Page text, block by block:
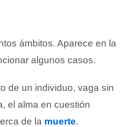
ámbitos. Aparece en la
algunos casos.
de un individuo, vaga sin
el alma en cuestión
de la muerte.